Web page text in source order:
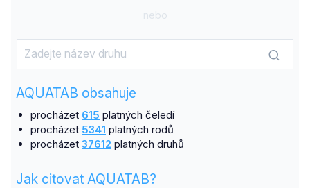
nebo
AQUATAB obsahuje
procházet 615 platných čeledí
procházet 5341 platných rodů
procházet 37612 platných druhů
Jak citovat AQUATAB?